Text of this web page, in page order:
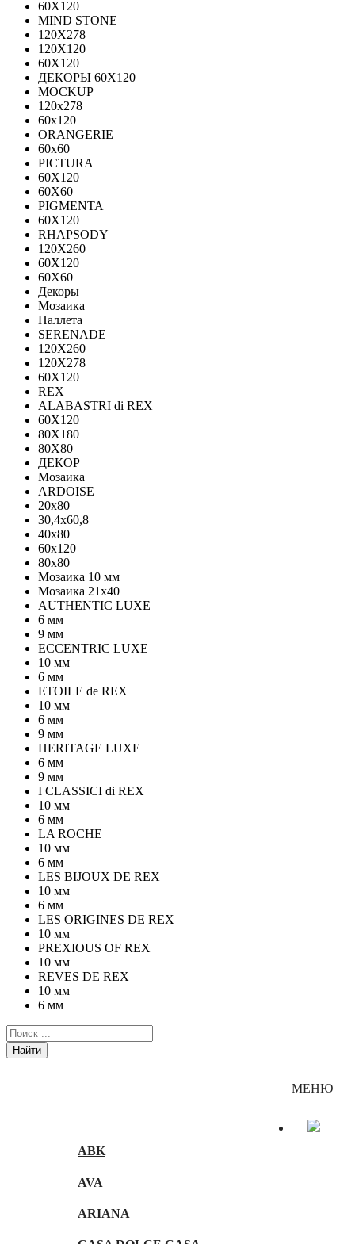
60Х120
MIND STONE
120X278
120Х120
60Х120
ДЕКОРЫ 60Х120
MOCKUP
120х278
60х120
ORANGERIE
60х60
PICTURA
60X120
60X60
PIGMENTA
60X120
RHAPSODY
120X260
60X120
60X60
Декоры
Мозаика
Паллета
SERENADE
120X260
120Х278
60X120
REX
ALABASTRI di REX
60X120
80X180
80X80
ДЕКОР
Мозаика
ARDOISE
20х80
30,4х60,8
40х80
60х120
80х80
Мозаика 10 мм
Мозаика 21х40
AUTHENTIC LUXE
6 мм
9 мм
ECCENTRIC LUXE
10 мм
6 мм
ETOILE de REX
10 мм
6 мм
9 мм
HERITAGE LUXE
6 мм
9 мм
I CLASSICI di REX
10 мм
6 мм
LA ROCHE
10 мм
6 мм
LES BIJOUX DE REX
10 мм
6 мм
LES ORIGINES DE REX
10 мм
PREXIOUS OF REX
10 мм
REVES DE REX
10 мм
6 мм
Найти
ABK
AVA
ARIANA
МЕНЮ